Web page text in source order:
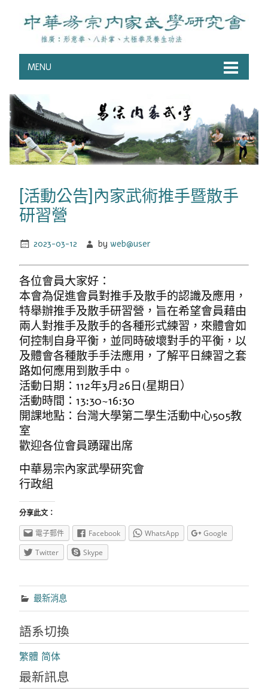
MENU
[活動公告]內家武術推手暨散手
研習營
2023-03-12 byweb@user
各位會員大家好：
本會為促進會員對推手及散手的認識及應用，
特舉辦推手及散手研習營，旨在希望會員藉由
兩人對推手及散手的各種形式練習，來體會如
何控制自身平衡，並同時破壞對手的平衡，以
及體會各種散手手法應用，了解平日練習之套
路如何應用到散手中。
活動日期：112年3月26日(星期日）
活動時間：13:30~16:30
開課地點：台灣大學第二學生活動中心505教
室
歡迎各位會員踴躍出席
中華易宗內家武學研究會
行政組
分享此文：
電子郵件 Facebook WhatsApp
Google
Twitter
Skype
最新消息
語系切換
繁體 简体
最新訊息